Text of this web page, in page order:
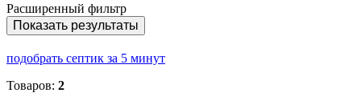
Расширенный фильтр
Показать результаты
подобрать септик за 5 минут
Товаров: 2